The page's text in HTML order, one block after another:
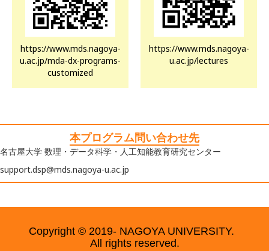
https://www.mds.nagoya-
u.ac.jp/mda-dx-programs-
customized
https://www.mds.nagoya-
u.ac.jp/lectures
本プログラム問い合わせ先
名古屋大学 数理・データ科学・人工知能教育研究センター
support.dsp@mds.nagoya-u.ac.jp
Copyright © 2019- NAGOYA UNIVERSITY.
All rights reserved.